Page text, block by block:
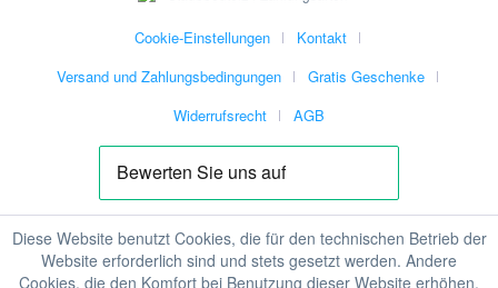
Cookie-Einstellungen
Kontakt
Versand und Zahlungsbedingungen
Gratis Geschenke
Widerrufsrecht
AGB
Diese Website benutzt Cookies, die für den technischen Betrieb der
Website erforderlich sind und stets gesetzt werden. Andere
Cookies, die den Komfort bei Benutzung dieser Website erhöhen,